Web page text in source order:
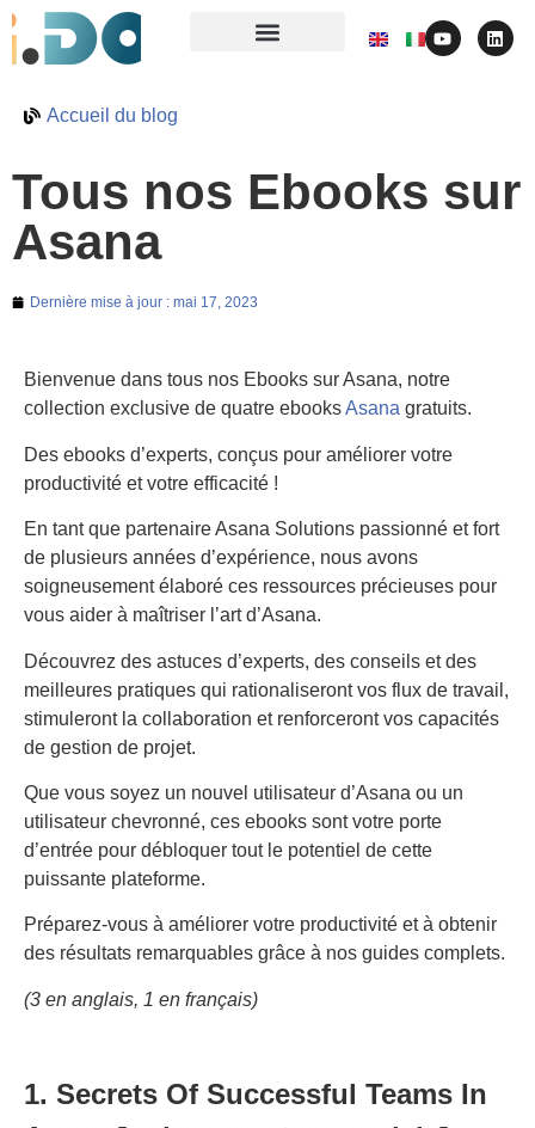
Accueil du blog
Tous nos Ebooks sur
Asana
Dernière mise à jour : mai 17, 2023
Bienvenue dans tous nos Ebooks sur Asana, notre
collection exclusive de quatre ebooksAsana gratuits.
Des ebooks d’experts, conçus pour améliorer votre
productivité et votre efficacité !
En tant que partenaire Asana Solutions passionné et fort
de plusieurs années d’expérience, nous avons
soigneusement élaboré ces ressources précieuses pour
vous aider à maîtriser l’art d’Asana.
Découvrez des astuces d’experts, des conseils et des
meilleures pratiques qui rationaliseront vos flux de travail,
stimuleront la collaboration et renforceront vos capacités
de gestion de projet.
Que vous soyez un nouvel utilisateur d’Asana ou un
utilisateur chevronné, ces ebooks sont votre porte
d’entrée pour débloquer tout le potentiel de cette
puissante plateforme.
Préparez-vous à améliorer votre productivité et à obtenir
des résultats remarquables grâce à nos guides complets.
(3 en anglais, 1 en français)
1. Secrets Of Successful Teams In